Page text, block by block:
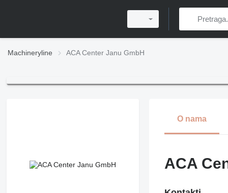
Machineryline ACA Center Janu GmbH
O nama
ACA